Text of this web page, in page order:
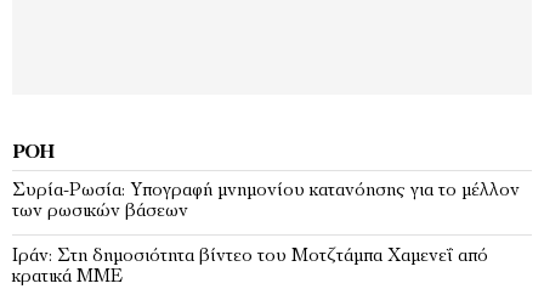
ΡΟΉ
Συρία-Ρωσία: Υπογραφή μνημονίου κατανόησης για το μέλλον
των ρωσικών βάσεων
Ιράν: Στη δημοσιότητα βίντεο του Μοτζτάμπα Χαμενεΐ από
κρατικά ΜΜΕ